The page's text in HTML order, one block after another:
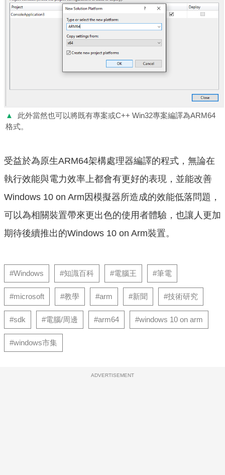
▲
此外當然也可以將既有專案或C++ Win32專案編譯為ARM64
格式。
受益於為原生ARM64架構處理器編譯的程式，無論在
執行效能與電力效率上都會有更好的表現，並能改善
Windows 10 on Arm因模擬器所造成的效能低落問題，
可以為相關裝置帶來更出色的使用者體驗，也讓人更加
期待後續推出的Windows 10 on Arm裝置。
#Windows #知識百科 #電腦王 #筆電
#microsoft #教學 #arm #新聞 #技術研究
#sdk #電腦/周邊 #arm64 #windows 10 on arm
#windows市集
ADVERTISEMENT